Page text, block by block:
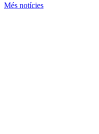
Més notícies